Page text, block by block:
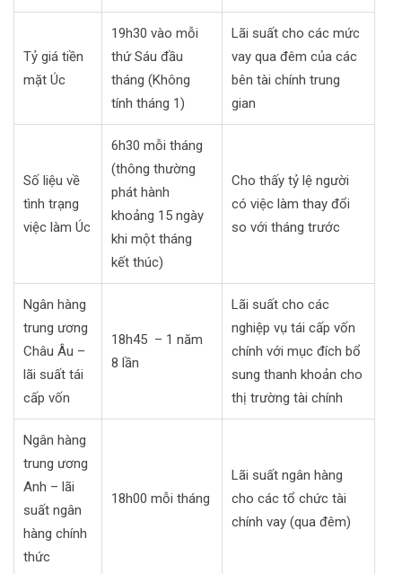
Tỷ giá tiền
mặt Úc
19h30 vào mỗi
thứ Sáu đầu
tháng (Không
tính tháng 1)
Lãi suất cho các mức
vay qua đêm của các
bên tài chính trung
gian
Số liệu về
tình trạng
việc làm Úc
6h30 mỗi tháng
(thông thường
phát hành
khoảng 15 ngày
khi một tháng
kết thúc)
Cho thấy tỷ lệ người
có việc làm thay đổi
so với tháng trước
Ngân hàng
trung ương
Châu Âu –
lãi suất tái
cấp vốn
18h45 – 1 năm
8 lần
Lãi suất cho các
nghiệp vụ tái cấp vốn
chính với mục đích bổ
sung thanh khoản cho
thị trường tài chính
Ngân hàng
trung ương
Anh – lãi
suất ngân
hàng chính
thức
18h00 mỗi tháng
Lãi suất ngân hàng
cho các tổ chức tài
chính vay (qua đêm)